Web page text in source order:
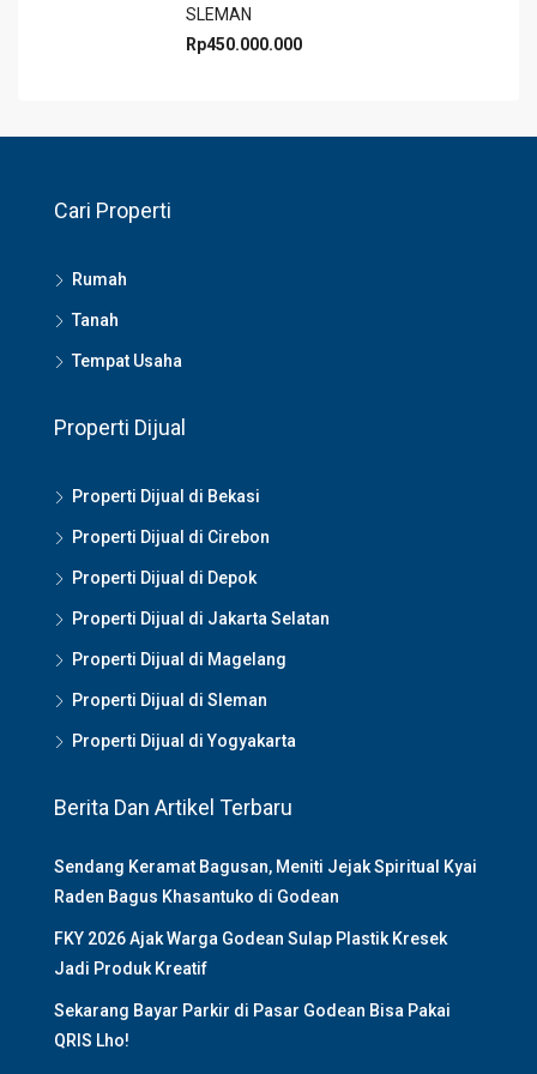
SLEMAN
Rp450.000.000
Cari Properti
Rumah
Tanah
Tempat Usaha
Properti Dijual
Properti Dijual di Bekasi
Properti Dijual di Cirebon
Properti Dijual di Depok
Properti Dijual di Jakarta Selatan
Properti Dijual di Magelang
Properti Dijual di Sleman
Properti Dijual di Yogyakarta
Berita Dan Artikel Terbaru
Sendang Keramat Bagusan, Meniti Jejak Spiritual Kyai
Raden Bagus Khasantuko di Godean
FKY 2026 Ajak Warga Godean Sulap Plastik Kresek
Jadi Produk Kreatif
Sekarang Bayar Parkir di Pasar Godean Bisa Pakai
QRIS Lho!